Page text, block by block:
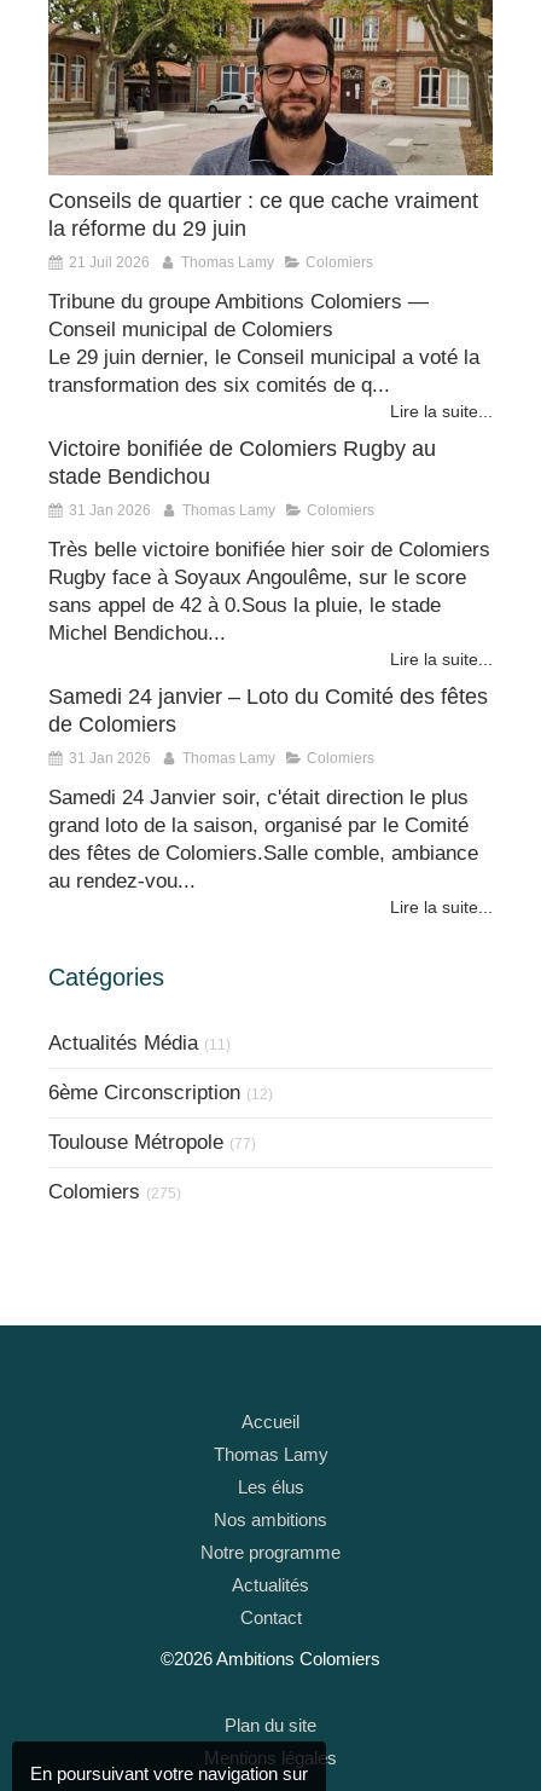
Conseils de quartier : ce que cache vraiment
la réforme du 29 juin
21 Juil 2026 Thomas Lamy Colomiers
Tribune du groupe Ambitions Colomiers —
Conseil municipal de Colomiers
Le 29 juin dernier, le Conseil municipal a voté la
transformation des six comités de q...
Lire la suite...
Victoire bonifiée de Colomiers Rugby au
stade Bendichou
31 Jan 2026 Thomas Lamy Colomiers
Très belle victoire bonifiée hier soir de Colomiers
Rugby face à Soyaux Angoulême, sur le score
sans appel de 42 à 0.Sous la pluie, le stade
Michel Bendichou...
Lire la suite...
Samedi 24 janvier – Loto du Comité des fêtes
de Colomiers
31 Jan 2026 Thomas Lamy Colomiers
Samedi 24 Janvier soir, c'était direction le plus
grand loto de la saison, organisé par le Comité
des fêtes de Colomiers.Salle comble, ambiance
au rendez-vou...
Lire la suite...
Catégories
Actualités Média (11)
6ème Circonscription (12)
Toulouse Métropole (77)
Colomiers (275)
Accueil
Thomas Lamy
Les élus
Nos ambitions
Notre programme
Actualités
Contact
©2026 Ambitions Colomiers
Plan du site
Mentions légales
En poursuivant votre navigation sur